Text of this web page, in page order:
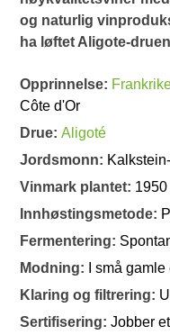
og naturlig
ha løftet Aligote-
Opprinnelse:
Côte d'Or
Drue:Aligoté
Jordsmonn:
Vinmark plantet:
Innhøstingsmetode:
Fermentering:
Modning:
I små
Klaring og filtrering:
Sertifisering:Jobber